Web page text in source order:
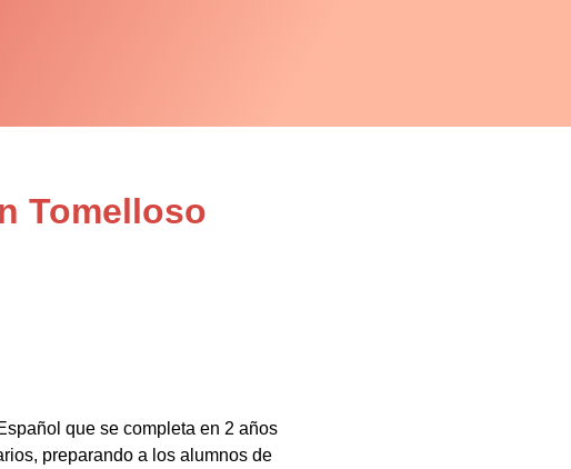
Tomelloso
que se completa en 2 años
preparando a los alumnos de